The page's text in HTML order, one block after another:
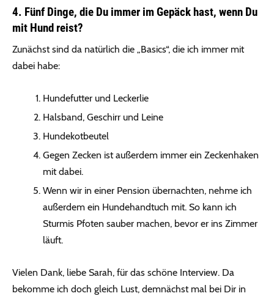
4. Fünf Dinge, die Du immer im Gepäck hast, wenn Du
mit Hund reist?
Zunächst sind da natürlich die „Basics“, die ich immer mit
dabei habe:
Hundefutter und Leckerlie
Halsband, Geschirr und Leine
Hundekotbeutel
Gegen Zecken ist außerdem immer ein Zeckenhaken
mit dabei.
Wenn wir in einer Pension übernachten, nehme ich
außerdem ein Hundehandtuch mit. So kann ich
Sturmis Pfoten sauber machen, bevor er ins Zimmer
läuft.
Vielen Dank, liebe Sarah, für das schöne Interview. Da
bekomme ich doch gleich Lust, demnächst mal bei Dir in